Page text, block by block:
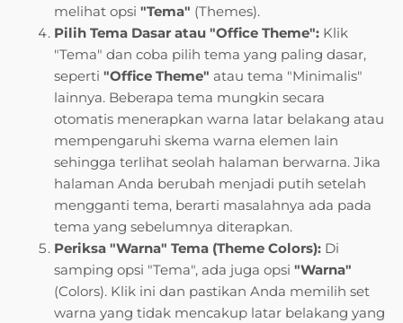
melihat opsi "Tema" (Themes).
Pilih Tema Dasar atau "Office Theme": Klik
"Tema" dan coba pilih tema yang paling dasar,
seperti "Office Theme" atau tema "Minimalis"
lainnya. Beberapa tema mungkin secara
otomatis menerapkan warna latar belakang atau
mempengaruhi skema warna elemen lain
sehingga terlihat seolah halaman berwarna. Jika
halaman Anda berubah menjadi putih setelah
mengganti tema, berarti masalahnya ada pada
tema yang sebelumnya diterapkan.
Periksa "Warna" Tema (Theme Colors): Di
samping opsi "Tema", ada juga opsi "Warna"
(Colors). Klik ini dan pastikan Anda memilih set
warna yang tidak mencakup latar belakang yang